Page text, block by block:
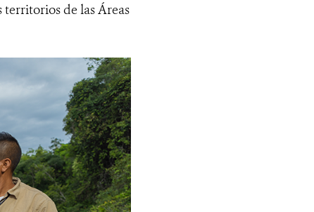
de las Áreas